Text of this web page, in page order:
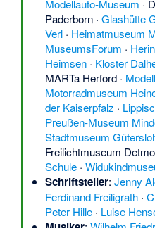
Modellauto-Museum ·
Paderborn ·Glashütte
Verl · Heimatmuseum
MuseumsForum ·
Heimsen · Kloster
MARTa Herford ·
Motorradmuseum
der Kaiserpfalz ·
Preußen-Museum
Stadtmuseum
Freilichtmuseum
Schule ·
Schriftsteller:Jenny
Ferdinand Freiligrath ·
Peter Hille · Luise